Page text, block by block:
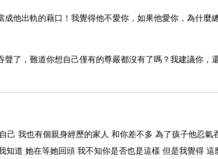
他出軌的藉口！我覺得他不愛你，如果他愛你，為什麼
了，難道你想自己僅有的尊嚴都沒有了嗎？我建議你，
己 我也有個親身經歷的家人 和你差不多 為了孩子他忍氣
知道 她在等她回頭 我不知你是否也是這樣 但是我覺得 這